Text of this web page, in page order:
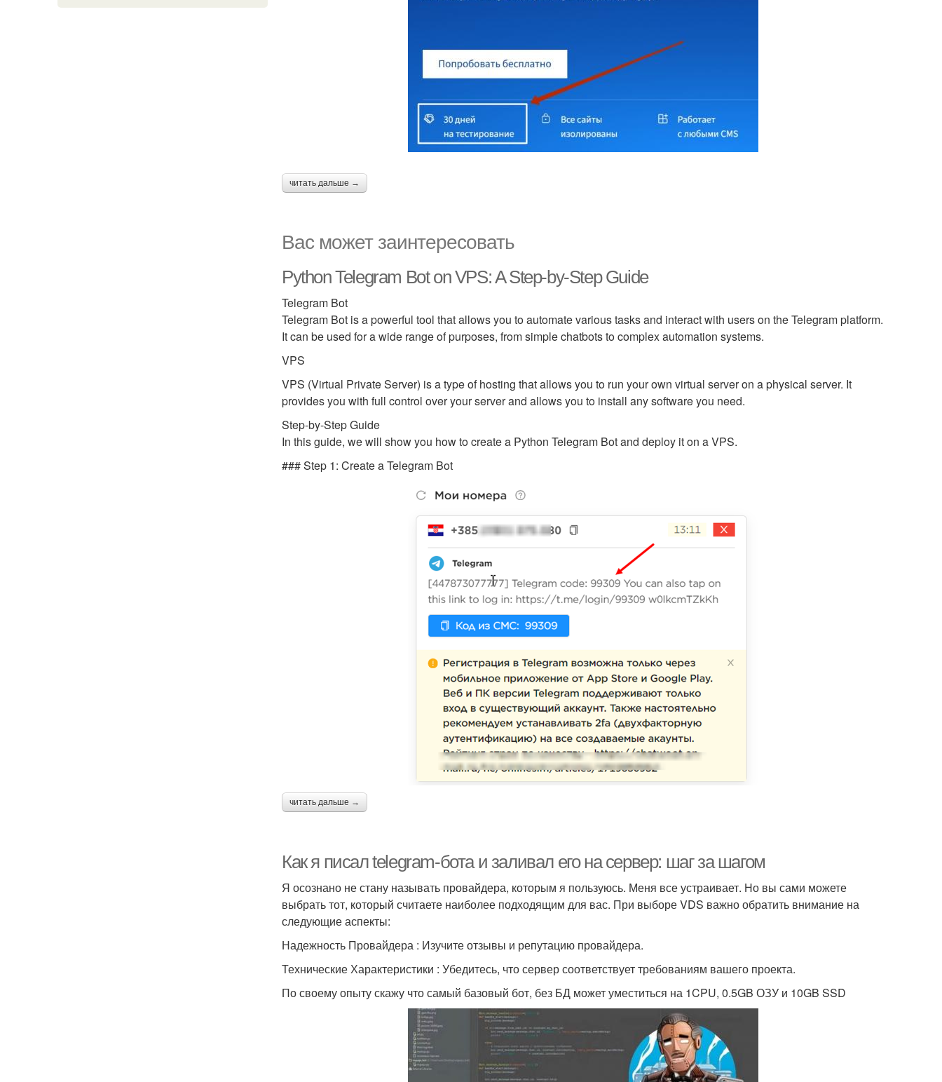
читать дальше →
Вас может заинтересовать
Python Telegram Bot on VPS: A Step-by-Step Guide
Telegram Bot
Telegram Bot is a powerful tool that allows you to automate various tasks and interact with users on the Telegram platform.
It can be used for a wide range of purposes, from simple chatbots to complex automation systems.
VPS
VPS (Virtual Private Server) is a type of hosting that allows you to run your own virtual server on a physical server. It
provides you with full control over your server and allows you to install any software you need.
Step-by-Step Guide
In this guide, we will show you how to create a Python Telegram Bot and deploy it on a VPS.
### Step 1: Create a Telegram Bot
читать дальше →
Как я писал telegram-бота и заливал его на сервер: шаг за шагом
Я осознано не стану называть провайдера, которым я пользуюсь. Меня все устраивает. Но вы сами можете
выбрать тот, который считаете наиболее подходящим для вас. При выборе VDS важно обратить внимание на
следующие аспекты:
Надежность Провайдера : Изучите отзывы и репутацию провайдера.
Технические Характеристики : Убедитесь, что сервер соответствует требованиям вашего проекта.
По своему опыту скажу что самый базовый бот, без БД может уместиться на 1CPU, 0.5GB ОЗУ и 10GB SSD